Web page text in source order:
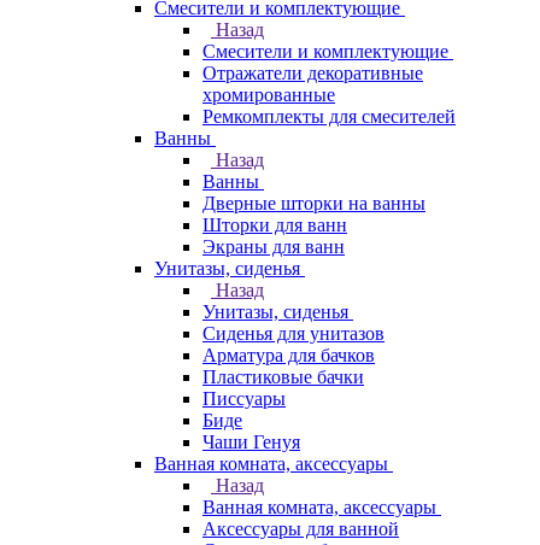
Смесители и комплектующие
Назад
Смесители и комплектующие
Отражатели декоративные
хромированные
Ремкомплекты для смесителей
Ванны
Назад
Ванны
Дверные шторки на ванны
Шторки для ванн
Экраны для ванн
Унитазы, сиденья
Назад
Унитазы, сиденья
Сиденья для унитазов
Арматура для бачков
Пластиковые бачки
Писсуары
Биде
Чаши Генуя
Ванная комната, аксессуары
Назад
Ванная комната, аксессуары
Аксессуары для ванной